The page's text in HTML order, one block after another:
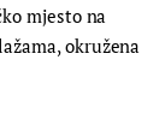
mjesto na
okružena